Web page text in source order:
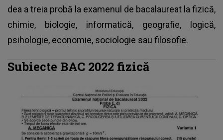
dea a treia probă la examenul de bacalaureat la fizică,
chimie, biologie, informatică, geografie, logică,
psihologie, economie, sociologie sau filosofie.
Subiecte BAC 2022 fizică